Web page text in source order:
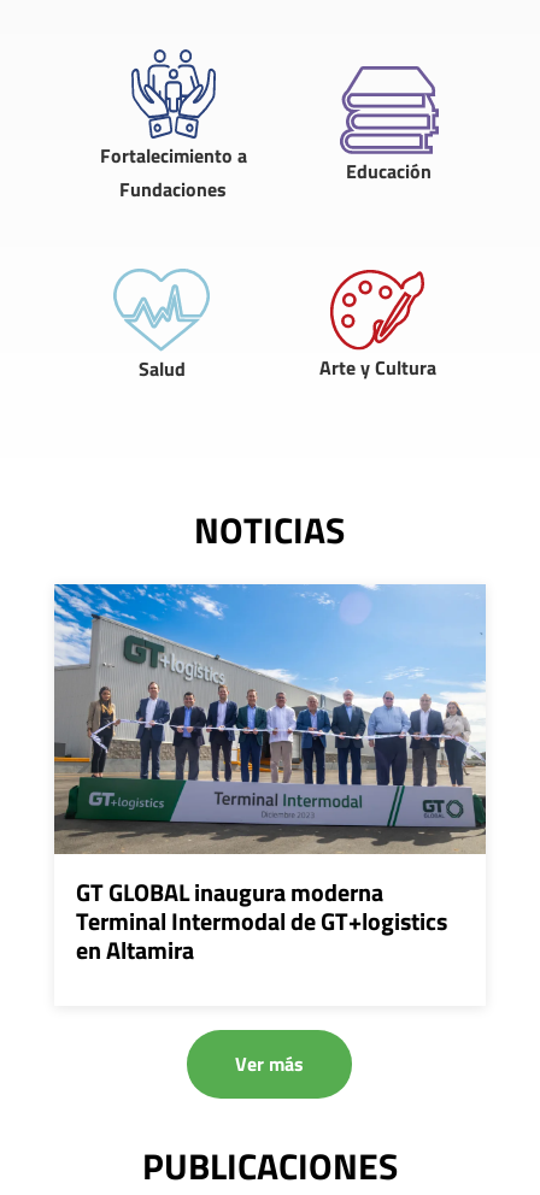
Fortalecimiento a
Fundaciones
Educación
Salud Arte y Cultura
NOTICIAS
GT GLOBAL inaugura moderna
Terminal Intermodal de GT+logistics
en Altamira
Ver más
PUBLICACIONES